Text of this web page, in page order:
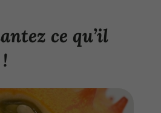
ce qu’il